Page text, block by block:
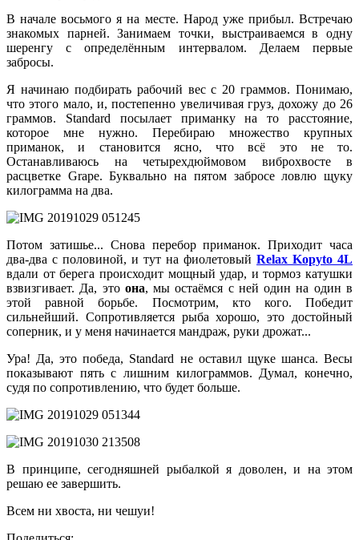
В начале восьмого я на месте. Народ уже прибыл. Встречаю
знакомых парней. Занимаем точки, выстраиваемся в одну
шеренгу с определённым интервалом. Делаем первые
забросы.
Я начинаю подбирать рабочий вес с 20 граммов. Понимаю,
что этого мало, и, постепенно увеличивая груз, дохожу до 26
граммов. Standard посылает приманку на то расстояние,
которое мне нужно. Перебираю множество крупных
приманок, и становится ясно, что всё это не то.
Останавливаюсь на четырехдюймовом виброхвосте в
расцветке Grape. Буквально на пятом забросе ловлю щуку
килограмма на два.
Потом затишье... Снова перебор приманок. Приходит часа
два-два с половиной, и тут на фиолетовый Relax Kopyto 4L
вдали от берега происходит мощный удар, и тормоз катушки
взвизгивает. Да, это она, мы остаёмся с ней один на один в
этой равной борьбе. Посмотрим, кто кого. Победит
сильнейший. Сопротивляется рыба хорошо, это достойный
соперник, и у меня начинается мандраж, руки дрожат...
Ура! Да, это победа, Standard не оставил щуке шанса. Весы
показывают пять с лишним килограммов. Думал, конечно,
судя по сопротивлению, что будет больше.
В принципе, сегодняшней рыбалкой я доволен, и на этом
решаю ее завершить.
Всем ни хвоста, ни чешуи!